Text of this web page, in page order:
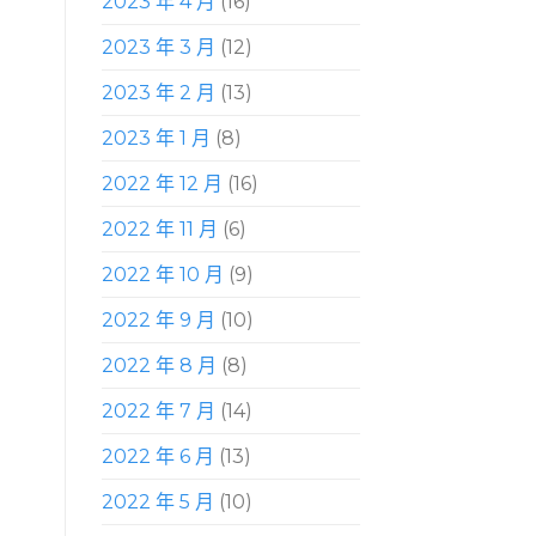
2023 年 3 月 (12)
2023 年 2 月 (13)
2023 年 1 月 (8)
2022 年 12 月 (16)
2022 年 11 月 (6)
2022 年 10 月 (9)
2022 年 9 月 (10)
2022 年 8 月 (8)
2022 年 7 月 (14)
2022 年 6 月 (13)
2022 年 5 月 (10)